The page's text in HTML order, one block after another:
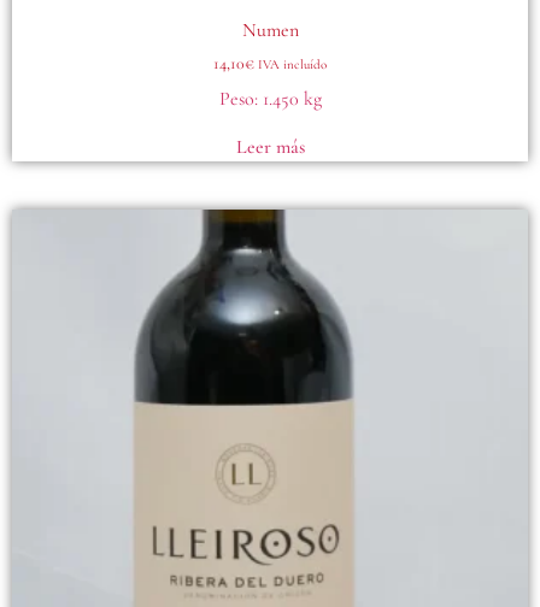
Numen
14,10€ IVA incluído
Peso:1.450 kg
Leer más